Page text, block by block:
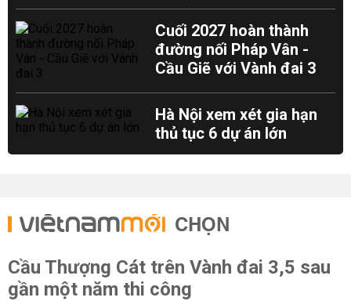
Cuối 2027 hoàn thành
đường nối Pháp Vân -
Cầu Giẽ với Vành đai 3
Hà Nội xem xét gia hạn
thủ tục 6 dự án lớn
CHỌN
Cầu Thượng Cát trên Vành đai 3,5 sau
gần một năm thi công